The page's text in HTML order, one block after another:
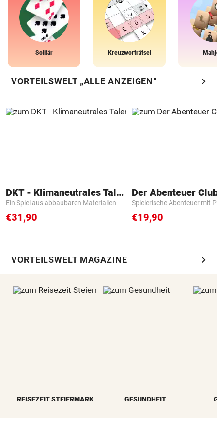
Solitär Kreuzworträtsel
VORTEILSWELT „ALLE ANZEIGEN“ chevron_right
DKT - Klimaneutrales Talent
Ein Spiel aus abbaubaren Materialien
€31,90
Der Abenteuer
Spielerische Abenteuer mit
€19,90
VORTEILSWELT MAGAZINE chevron_right
REISEZEIT STEIERMARK GESUNDHEIT